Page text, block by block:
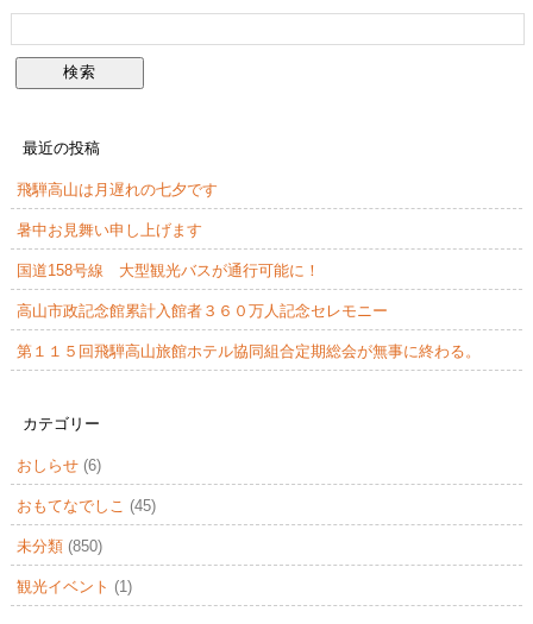
最近の投稿
飛騨高山は月遅れの七夕です
暑中お見舞い申し上げます
国道158号線 大型観光バスが通行可能に！
高山市政記念館累計入館者３６０万人記念セレモニー
第１１５回飛騨高山旅館ホテル協同組合定期総会が無事に終わる。
カテゴリー
おしらせ(6)
おもてなでしこ (45)
未分類(850)
観光イベント (1)